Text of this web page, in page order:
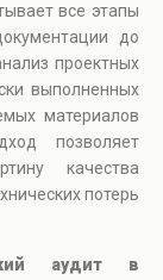
все этапы
до
проектных
выполненных
материалов
позволяет
качества
потерь
аудит в